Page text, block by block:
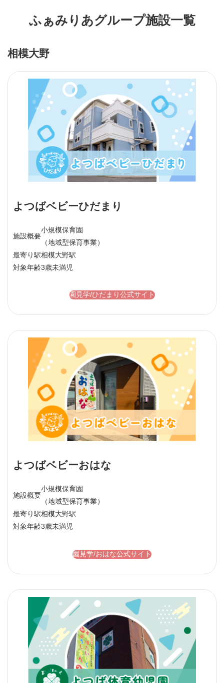
ふぁみりあグループ施設一覧
相模大野
よつばベビーひだまり
施設概要
小規模保育園
（地域型保育事業）
最寄り駅相模大野駅
対象年齢3歳未満児
園見学/ひだまり公式サイト
よつばベビーおはな
施設概要
小規模保育園
（地域型保育事業）
最寄り駅相模大野駅
対象年齢3歳未満児
園見学/おはな公式サイト